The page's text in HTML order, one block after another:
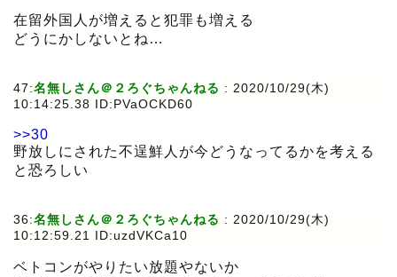
在留外国人が増えると犯罪も増える
どうにかしないとね…
47:名無しさん＠２ろぐちゃんねる : 2020/10/29(木)
10:14:25.38 ID:PVaOCKD60
>>30
野放しにされた不逞鮮人が今どうなってるかを考える
と恐ろしい
36:名無しさん＠２ろぐちゃんねる : 2020/10/29(木)
10:12:59.21 ID:uzdVKCa10
ベトコンがやりたい放題やないか